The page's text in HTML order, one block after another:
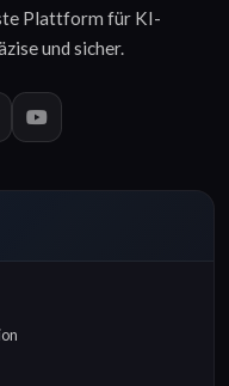
Plattform für KI-
und sicher.